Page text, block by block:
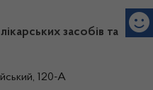
засобів та
120-А